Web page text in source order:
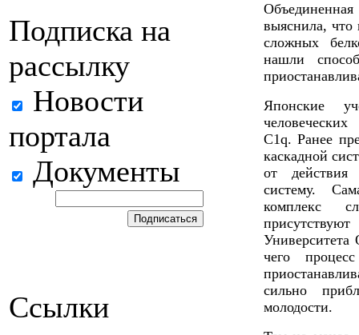
Подписка на
рассылку
Новости
портала
Документы
Ссылки
выяснила, что
сложных
нашли
Японские
C1q. Ранее
каскадной
от
систему.
комплекс
Университета
чего
сильно
молодости.